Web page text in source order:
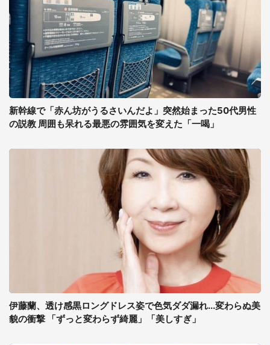
新幹線で「赤ん坊がうるさいんだよ」突然始まった50代男性
の説教 周囲も呆れる最悪の雰囲気を変えた「一喝」
伊藤蘭、透け感黒ロングドレス姿で色気ダダ漏れ...変わらぬ美
貌の衝撃 「ずっと変わらず綺麗」「美しすぎ」